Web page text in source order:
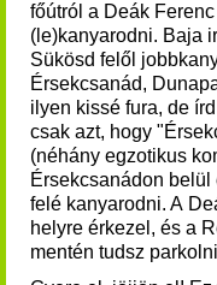
főútról a Deák
(le)kanyarodni. Baja
Sükösd felől
Érsekcsanád,
ilyen kissé fura, de
csak azt, hogy
(néhány egzotikus
Érsekcsanádon
felé kanyarodni. A
helyre érkezel, és a
mentén tudsz